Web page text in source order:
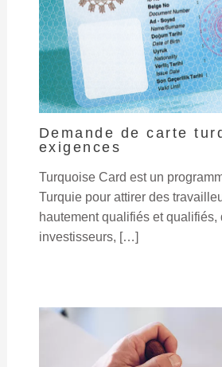
Demande de carte
exigences
Turquoise Card est un
Turquie pour attirer des
hautement qualifiés et qualifiés,
investisseurs, […]